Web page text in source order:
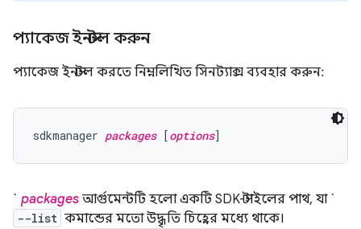
প্যাকেজ ইনস্টল করুন
প্যাকেজ ইনস্টল করতে নিম্নলিখিত সিনট্যাক্স ব্যবহার করুন:
sdkmanager packages [options
` packages আর্গুমেন্টটি হলো একটি SDK-স্টাইলের পাথ, যা `
--list কমান্ডের মতো উদ্ধৃতি চিহ্নের মধ্যে থাকে।